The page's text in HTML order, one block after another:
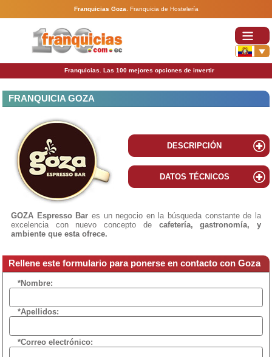
Franquicias Goza Franquicia de Hostelería
Franquicias. Las 100 mejores opciones de invertir
FRANQUICIA GOZA
DESCRIPCIÓN
DATOS TÉCNICOS
GOZA Espresso Bar es un negocio en la búsqueda constante de la
excelencia con nuevo concepto de cafetería, gastronomía, y
ambiente que esta ofrece.
Rellene este formulario para ponerse en contacto con Goza
*Nombre:
*Apellidos:
*Correo electrónico: